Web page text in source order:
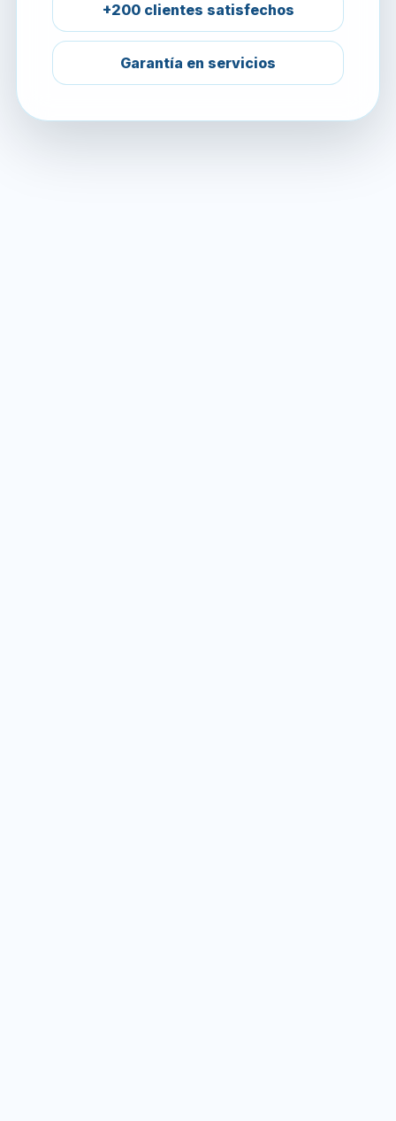
+200 clientes satisfechos
Garantía en servicios